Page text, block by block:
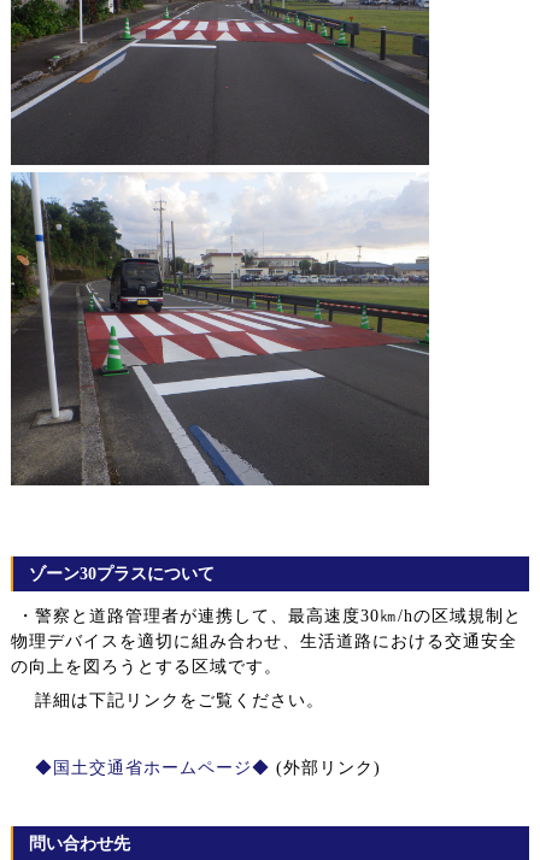
ゾーン30プラスについて
・警察と道路管理者が連携して、最高速度30㎞/hの区域規制と
物理デバイスを適切に組み合わせ、生活道路における交通安全
の向上を図ろうとする区域です。
詳細は下記リンクをご覧ください。
◆国土交通省ホームページ◆ (外部リンク)
問い合わせ先